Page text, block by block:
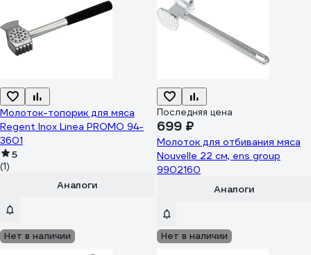
Молоток-топорик для мяса
Regent Inox Linea PROMO 94-
3601
5
(1)
Аналоги
Последняя цена
699 ₽
Молоток для отбивания мяса
Nouvelle 22 см, ens group
9902160
Аналоги
Нет в наличии Нет в наличии